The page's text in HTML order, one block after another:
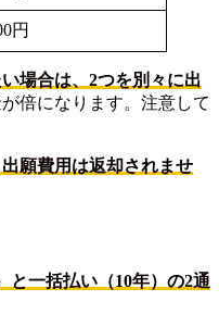
円
場合は、2つを別々に出
倍になります。注意して
願費用は返却されませ
と一括払い（10年）の2通